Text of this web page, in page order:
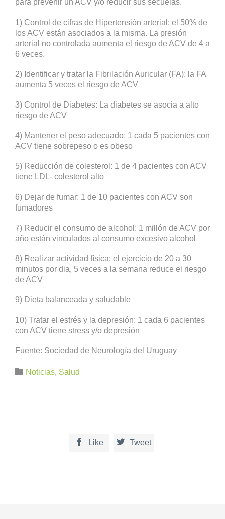
para prevenir un ACV y/o reducir sus secuelas.
1) Control de cifras de Hipertensión arterial: el 50% de
los ACV están asociados a la misma. La presión
arterial no controlada aumenta el riesgo de ACV de 4 a
6 veces.
2) Identificar y tratar la Fibrilación Auricular (FA): la FA
aumenta 5 veces el riesgo de ACV
3) Control de Diabetes: La diabetes se asocia a alto
riesgo de ACV
4) Mantener el peso adecuado: 1 cada 5 pacientes con
ACV tiene sobrepeso o es obeso
5) Reducción de colesterol: 1 de 4 pacientes con ACV
tiene LDL- colesterol alto
6) Dejar de fumar: 1 de 10 pacientes con ACV son
fumadores
7) Reducir el consumo de alcohol: 1 millón de ACV por
año están vinculados al consumo excesivo alcohol
8) Realizar actividad física: el ejercicio de 20 a 30
minutos por dia, 5 veces a la semana reduce el riesgo
de ACV
9) Dieta balanceada y saludable
10) Tratar el estrés y la depresión: 1 cada 6 pacientes
con ACV tiene stress y/o depresión
Fuente: Sociedad de Neurología del Uruguay
 Category
Noticias, Salud
 Like  Tweet